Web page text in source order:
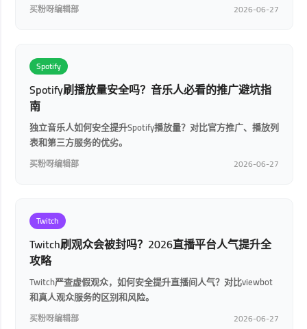
买粉呀编辑部 2026-06-27
Spotify
Spotify刷播放量安全吗？音乐人必看的推广避坑指
南
独立音乐人如何安全提升Spotify播放量？对比官方推广、播放列
表和第三方服务的优劣。
买粉呀编辑部 2026-06-27
Twitch
Twitch刷观众会被封吗？2026直播平台人气提升全
攻略
Twitch严查虚假观众，如何安全提升直播间人气？对比viewbot
和真人观众服务的区别和风险。
买粉呀编辑部 2026-06-27